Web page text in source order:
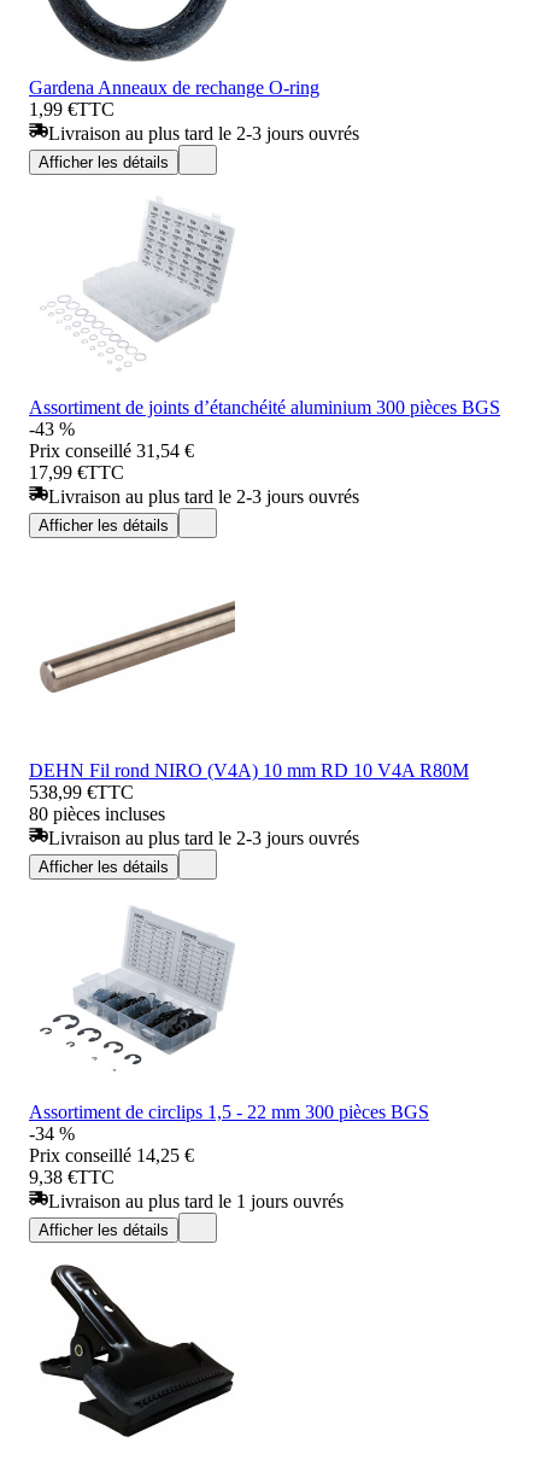
Gardena Anneaux de rechange O-ring
1,99 €TTC
Livraison au plus tard le 2-3 jours ouvrés
Afficher les détails
Assortiment de joints d’étanchéité aluminium 300 pièces BGS
-43 %
Prix conseillé 31,54 €
17,99 €TTC
Livraison au plus tard le 2-3 jours ouvrés
Afficher les détails
DEHN Fil rond NIRO (V4A) 10 mm RD 10 V4A R80M
538,99 €TTC
80 pièces incluses
Livraison au plus tard le 2-3 jours ouvrés
Afficher les détails
Assortiment de circlips 1,5 - 22 mm 300 pièces BGS
-34 %
Prix conseillé 14,25 €
9,38 €TTC
Livraison au plus tard le 1 jours ouvrés
Afficher les détails